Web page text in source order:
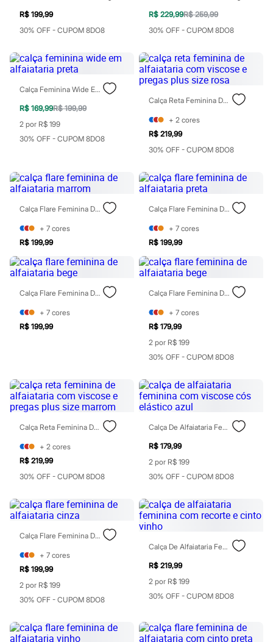
Personagens
Plus size
Blusas e Camisetas
Calças
Casacos e Jaquetas
Jeans
Shorts e Bermudas
Todos os produtos
Infantil
Em alta
Arrumadinho para os meninos
Novidades
Roupas menina
0 a 24 meses
4 a 12 anos
10 a 16 anos
Roupas menino
0 a 24 meses
1 a 5 anos
4 a 12 anos
10 a 16 anos
Acessórios
Recém-nascido
Bolsas e Mochilas
Chapéus
Calçados
Rasteirinhas
Sandálias
Tênis
Diversão
Marcas
Baby Club
Fifteen
Miss Fifteen
Palomino
Moda íntima
Cuecas
Meias
Pijamas
Moda praia
Biquínis e Maiôs
Blusas de proteção
Sungas
Personagens
Bluey
Disney
Homem Aranha
Minecraft
R$ 199,99
30% OFF - CUPOM 8DO8
R$ 229,99R$ 259,99
30% OFF - CUPOM 8DO8
Calça Feminina Wide Em Alfaiataria Preta
R$ 169,99R$ 199,99
2 por R$ 199
30% OFF - CUPOM 8DO8
Calça Reta Feminina De Alfaiataria Com Viscose E Pregas Plus Size Rosa
+ 2 cores
R$ 219,99
30% OFF - CUPOM 8DO8
Calça Flare Feminina De Alfaiataria Marrom
+ 7 cores
R$ 199,99
Calça Flare Feminina De Alfaiataria Preta
+ 7 cores
R$ 199,99
Calça Flare Feminina De Alfaiataria Bege
+ 7 cores
R$ 199,99
Calça Flare Feminina De Alfaiataria Bege
+ 7 cores
R$ 179,99
2 por R$ 199
30% OFF - CUPOM 8DO8
Calça Reta Feminina De Alfaiataria Com Viscose E Pregas Plus Size Marrom
+ 2 cores
R$ 219,99
30% OFF - CUPOM 8DO8
Calça De Alfaiataria Feminina Com Viscose Cós Elástico Azul
R$ 179,99
2 por R$ 199
30% OFF - CUPOM 8DO8
Calça Flare Feminina De Alfaiataria Cinza
+ 7 cores
R$ 199,99
2 por R$ 199
30% OFF - CUPOM 8DO8
Calça De Alfaiataria Feminina Com Recorte E Cinto Vinho
R$ 219,99
2 por R$ 199
30% OFF - CUPOM 8DO8